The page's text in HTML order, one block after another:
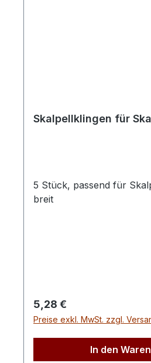
Skalpellklingen für
5 Stück, passend für
breit
Regulärer Preis:
5,28 €
Preise exkl. MwSt. zzgl.
In den